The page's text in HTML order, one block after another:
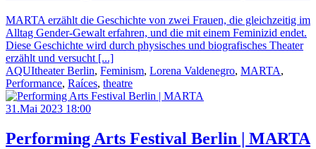
MARTA erzählt die Geschichte von zwei Frauen, die gleichzeitig im
Alltag Gender-Gewalt erfahren, und die mit einem Feminizid endet.
Diese Geschichte wird durch physisches und biografisches Theater
erzählt und versucht [...]
AQUItheater Berlin, Feminism, Lorena Valdenegro, MARTA,
Performance, Raíces, theatre
31.Mai 2023 18:00
Performing Arts Festival Berlin | MARTA